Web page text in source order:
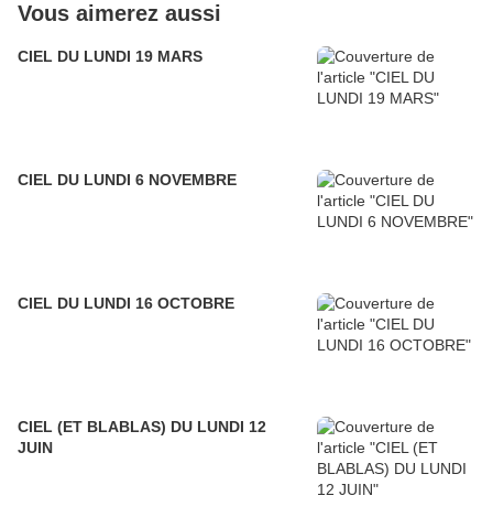
Vous aimerez aussi
CIEL DU LUNDI 19 MARS
CIEL DU LUNDI 6 NOVEMBRE
CIEL DU LUNDI 16 OCTOBRE
CIEL (ET BLABLAS) DU LUNDI 12
JUIN